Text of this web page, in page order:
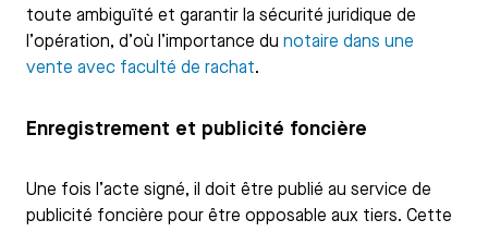
toute ambiguïté et garantir la sécurité juridique de
l’opération, d’où l’importance du notaire dans une
vente avec faculté de rachat.
Enregistrement et publicité foncière
Une fois l’acte signé, il doit être publié au service de
publicité foncière pour être opposable aux tiers. Cette